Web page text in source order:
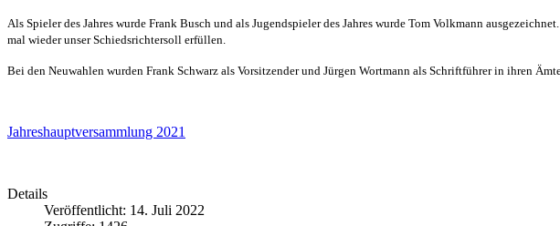
Als Spieler des Jahres wurde Frank Busch und als Jugendspieler des Jahres wurde Tom Volkmann
mal wieder unser Schiedsrichtersoll erfüllen.
Bei den Neuwahlen wurden Frank Schwarz als Vorsitzender und Jürgen Wortmann als Schriftführer in ihren
Jahreshauptversammlung 2021
Details
Veröffentlicht: 14. Juli 2022